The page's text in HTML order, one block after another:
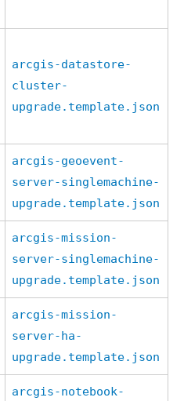
arcgis-datastore-
cluster-
upgrade.template.json
arcgis-geoevent-
server-singlemachine-
upgrade.template.json
arcgis-mission-
server-singlemachine-
upgrade.template.json
arcgis-mission-
server-ha-
upgrade.template.json
arcgis-notebook-